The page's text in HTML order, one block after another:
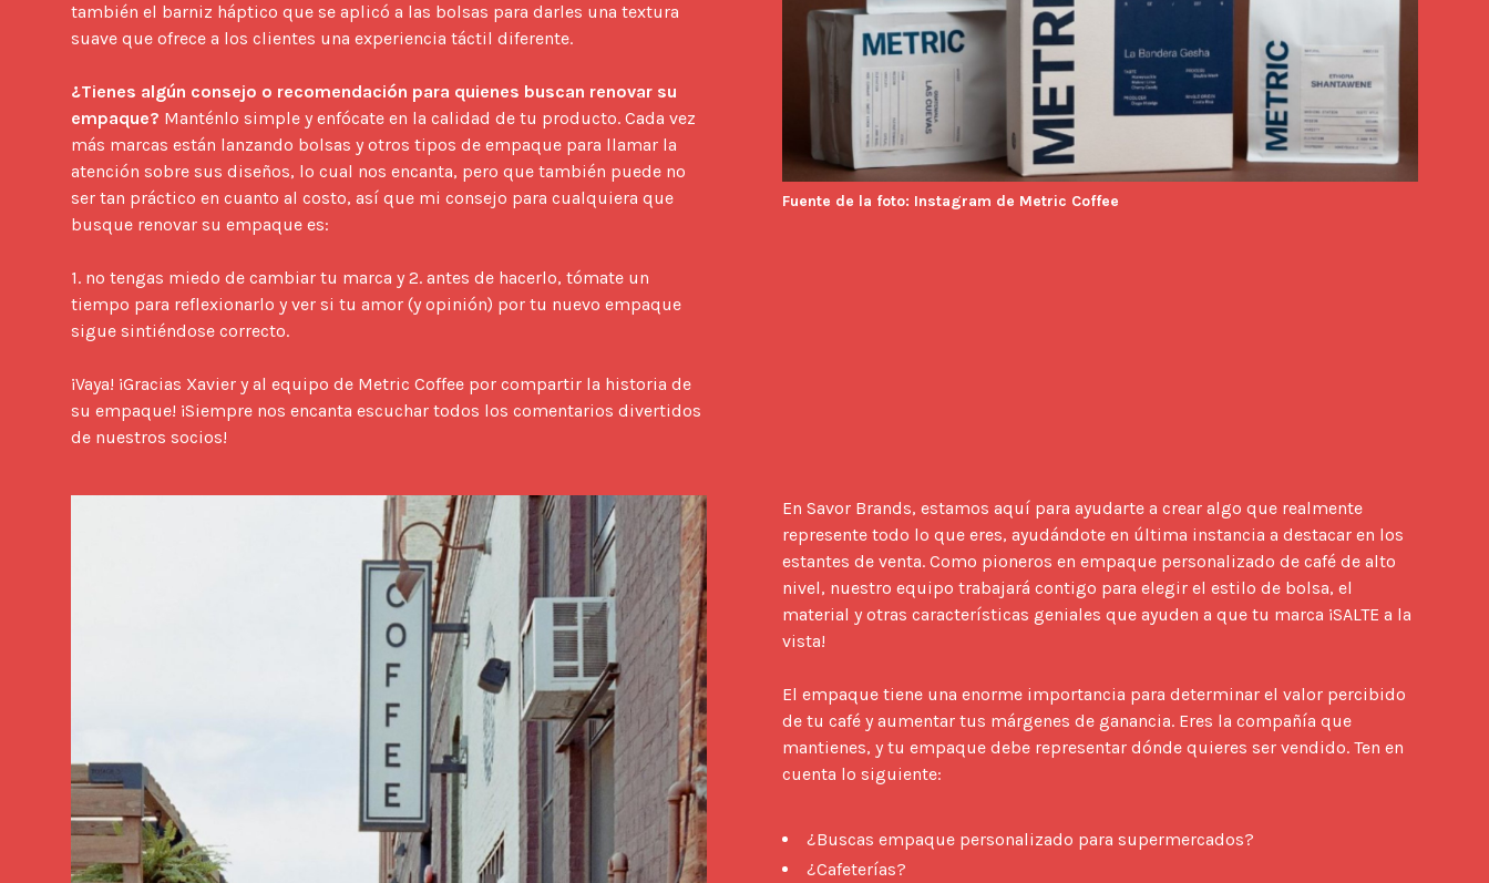
también el barniz háptico que se aplicó a las bolsas para darles una textura
suave que ofrece a los clientes una experiencia táctil diferente.
¿Tienes algún consejo o recomendación para quienes buscan renovar su
empaque? Manténlo simple y enfócate en la calidad de tu producto. Cada vez
más marcas están lanzando bolsas y otros tipos de empaque para llamar la
atención sobre sus diseños, lo cual nos encanta, pero que también puede no
ser tan práctico en cuanto al costo, así que mi consejo para cualquiera que
busque renovar su empaque es:
1. no tengas miedo de cambiar tu marca y 2. antes de hacerlo, tómate un
tiempo para reflexionarlo y ver si tu amor (y opinión) por tu nuevo empaque
sigue sintiéndose correcto.
¡Vaya! ¡Gracias Xavier y al equipo de Metric Coffee por compartir la historia de
su empaque! ¡Siempre nos encanta escuchar todos los comentarios divertidos
de nuestros socios!
Fuente de la foto: Instagram de Metric Coffee
En Savor Brands, estamos aquí para ayudarte a crear algo que realmente
represente todo lo que eres, ayudándote en última instancia a destacar en los
estantes de venta. Como pioneros en empaque personalizado de café de alto
nivel, nuestro equipo trabajará contigo para elegir el estilo de bolsa, el
material y otras características geniales que ayuden a que tu marca ¡SALTE a la
vista!
El empaque tiene una enorme importancia para determinar el valor percibido
de tu café y aumentar tus márgenes de ganancia. Eres la compañía que
mantienes, y tu empaque debe representar dónde quieres ser vendido. Ten en
cuenta lo siguiente:
¿Buscas empaque personalizado para supermercados?
¿Cafeterías?